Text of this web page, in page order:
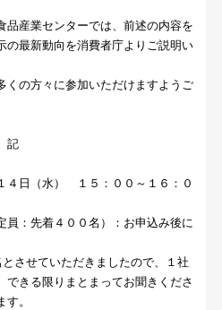
産業センターでは、前述の内容を
の最新動向を消費者庁よりご説明い
くの方々に参加いただけますようご
日（水） １５：００～１６：０
員：先着４００名）：お申込み後に
いただきましたので、１社
できる限りまとまってお聞きくださ
。